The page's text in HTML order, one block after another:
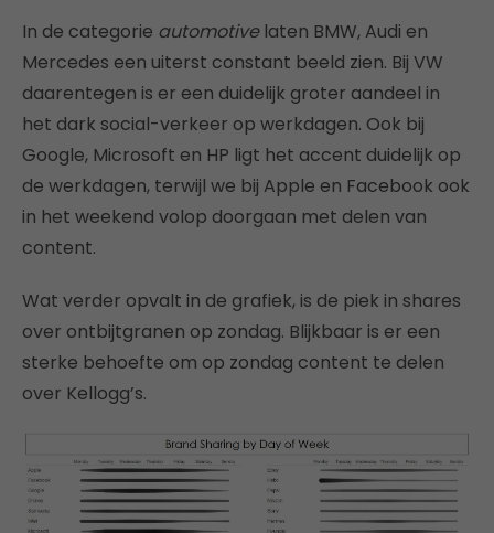
In de categorie automotivelaten BMW, Audi en
Mercedes een uiterst constant beeld zien. Bij VW
daarentegen is er een duidelijk groter aandeel in
het dark social-verkeer op werkdagen. Ook bij
Google, Microsoft en HP ligt het accent duidelijk op
de werkdagen, terwijl we bij Apple en Facebook ook
in het weekend volop doorgaan met delen van
content.
Wat verder opvalt in de grafiek, is de piek in shares
over ontbijtgranen op zondag. Blijkbaar is er een
sterke behoefte om op zondag content te delen
over Kellogg’s.